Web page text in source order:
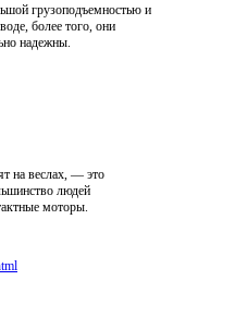
грузоподъемностью и
более того, они
надежны.
на веслах, — это
людей
моторы.